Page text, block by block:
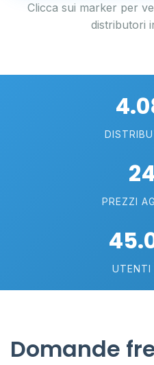
Clicca sui marker per
distributori
PREZZI
UTENTI
Domande